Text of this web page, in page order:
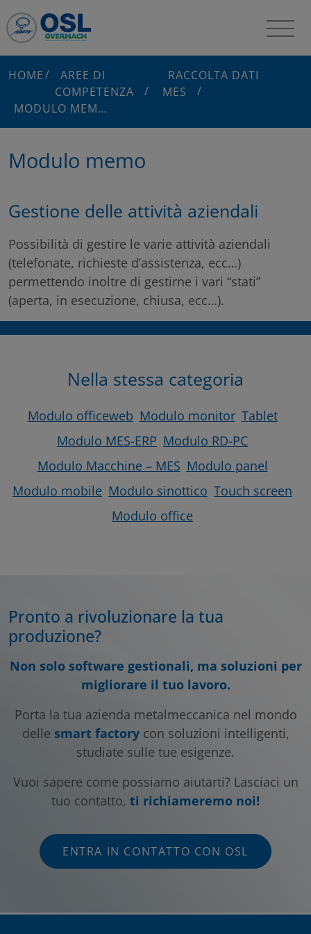
HOME
AREE DI
COMPETENZA
RACCOLTA DATI
MES
MODULO MEMO
Modulo memo
Gestione delle attività aziendali
Possibilità di gestire le varie attività aziendali
(telefonate, richieste d’assistenza, ecc…)
permettendo inoltre di gestirne i vari “stati”
(aperta, in esecuzione, chiusa, ecc…).
Nella stessa categoria
Modulo officeweb Modulo monitor Tablet
Modulo MES-ERP Modulo RD-PC
Modulo Macchine – MES Modulo panel
Modulo mobile Modulo sinottico Touch screen
Modulo office
Pronto a rivoluzionare la tua
produzione?
Non solo software gestionali, ma soluzioni per
migliorare il tuo lavoro.
Porta la tua azienda metalmeccanica nel mondo
delle smart factorycon soluzioni intelligenti,
studiate sulle tue esigenze.
Vuoi sapere come possiamo aiutarti? Lasciaci un
tuo contatto, ti richiameremo noi!
ENTRA IN CONTATTO CON OSL